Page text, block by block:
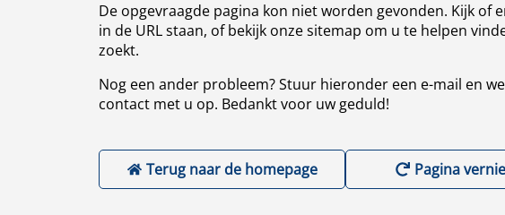
De opgevraagde pagina kon niet worden gevonden. Kijk of
in de URL staan, of bekijk onze sitemap om u te helpen
zoekt.
Nog een ander probleem? Stuur hieronder een e-mail en
contact met u op. Bedankt voor uw geduld!
Terug naar de homepage Pagina